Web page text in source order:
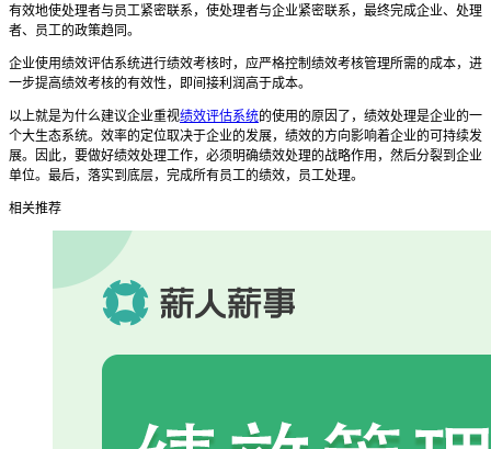
有效地使处理者与员工紧密联系，使处理者与企业紧密联系，最终完成企业、处理
者、员工的政策趋同。
企业使用绩效评估系统进行绩效考核时，应严格控制绩效考核管理所需的成本，进
一步提高绩效考核的有效性，即间接利润高于成本。
以上就是为什么建议企业重视绩效评估系统的使用的原因了， 绩效处理是企业的一
个大生态系统。效率的定位取决于企业的发展，绩效的方向影响着企业的可持续发
展。因此，要做好绩效处理工作，必须明确绩效处理的战略作用，然后分裂到企业
单位。最后，落实到底层，完成所有员工的绩效，员工处理。
相关推荐